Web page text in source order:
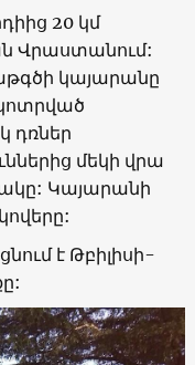
20 կմ
Վրաստանում:
կայարանը
դռներ
մեկի վրա
Կայարանի
է Թբիլիսի-